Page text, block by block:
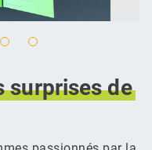
surprises de